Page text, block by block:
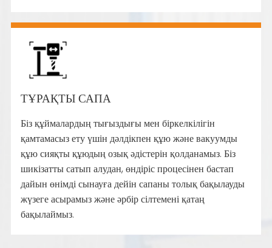
ТҰРАҚТЫ САПА
Біз құймалардың тығыздығы мен біркелкілігін
қамтамасыз ету үшін дәлдікпен құю және вакуумды
құю сияқты құюдың озық әдістерін қолданамыз. Біз
шикізатты сатып алудан, өндіріс процесінен бастап
дайын өнімді сынауға дейін сапаны толық бақылауды
жүзеге асырамыз және әрбір сілтемені қатаң
бақылаймыз.